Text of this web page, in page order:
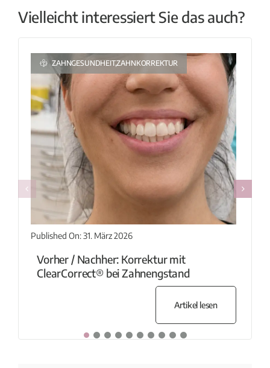
Vielleicht interessiert Sie das auch?
ZAHNGESUNDHEIT,ZAHNKORREKTUR
Published On: 31. März 2026
Vorher / Nachher: Korrektur mit
ClearCorrect® bei Zahnengstand
Artikel lesen